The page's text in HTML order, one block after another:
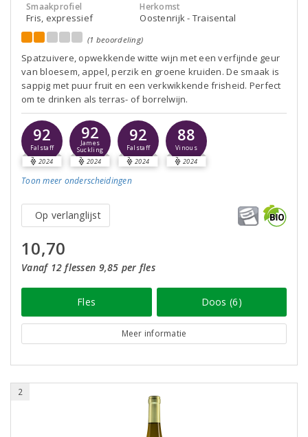
Smaakprofiel
Fris, expressief
Herkomst
Oostenrijk - Traisental
(1 beoordeling)
Spatzuivere, opwekkende witte wijn met een verfijnde geur
van bloesem, appel, perzik en groene kruiden. De smaak is
sappig met puur fruit en een verkwikkende frisheid. Perfect
om te drinken als terras- of borrelwijn.
92
Falstaff
2024
92
James
Suckling
2024
92
Falstaff
2024
88
Vinous
2024
Toon meer onderscheidingen
Op verlanglijst
10,70
Vanaf 12 flessen 9,85 per fles
Fles Doos (6)
Meer informatie
2